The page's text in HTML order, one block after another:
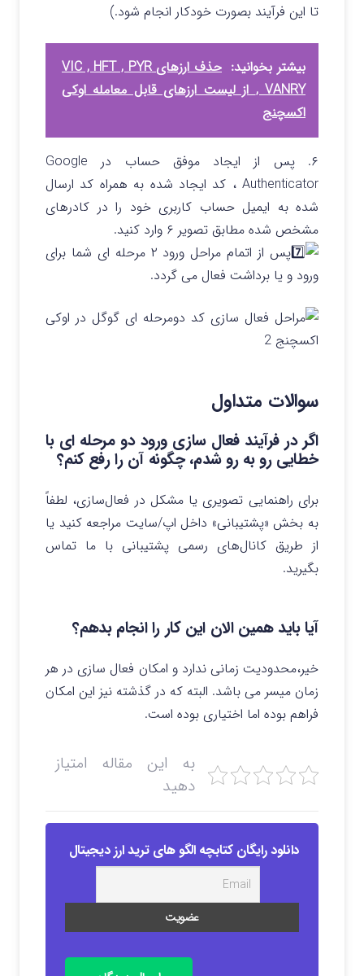
تا این فرآیند بصورت خودکار انجام شود.)
بیشتر بخوانید:
حذف ارزهای VIC , HFT , PYR
, VANRY از لیست ارزهای قابل معامله اوکی
اکسچنج
۶. پس از ایجاد موفق حساب در Google
Authenticator ، کد ایجاد شده به همراه کد ارسال
شده به ایمیل حساب کاربری خود را در کادرهای
مشخص شده مطابق تصویر ۶ وارد کنید.
پس از اتمام مراحل ورود ۲ مرحله ای شما برای
ورود و یا برداشت فعال می گردد.
سوالات متداول
اگر در فرآیند فعال سازی ورود دو مرحله ای با
خطایی رو به رو شدم، چگونه آن را رفع کنم؟
برای راهنمایی تصویری یا مشکل در فعال‌سازی، لطفاً
به بخش «پشتیبانی» داخل اپ/سایت مراجعه کنید یا
از طریق کانال‌های رسمی پشتیبانی با ما تماس
بگیرید.
آیا باید همین الان این کار را انجام بدهم؟
خیر،محدودیت زمانی ندارد و امکان فعال سازی در هر
زمان میسر می باشد. البته که در گذشته نیز این امکان
فراهم بوده اما اختیاری بوده است.
به این مقاله امتیاز
دهید
دانلود رایگان کتابچه الگو های ترید ارز دیجیتال